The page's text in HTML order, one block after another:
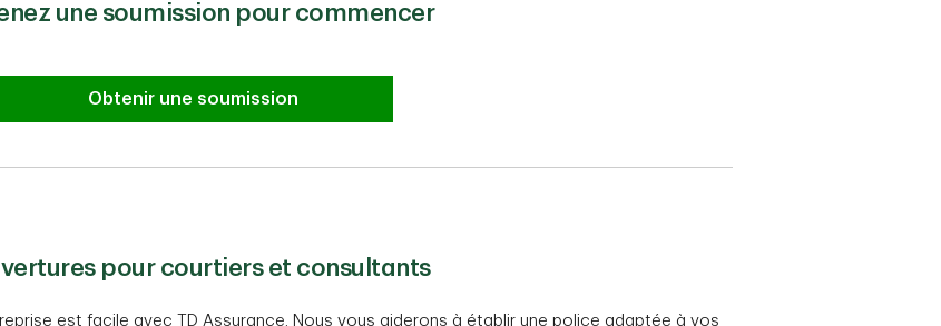
une soumission pour commencer
Obtenir une soumission
pour courtiers et consultants
est facile avec TD Assurance. Nous vous aiderons à établir une police adaptée à vos